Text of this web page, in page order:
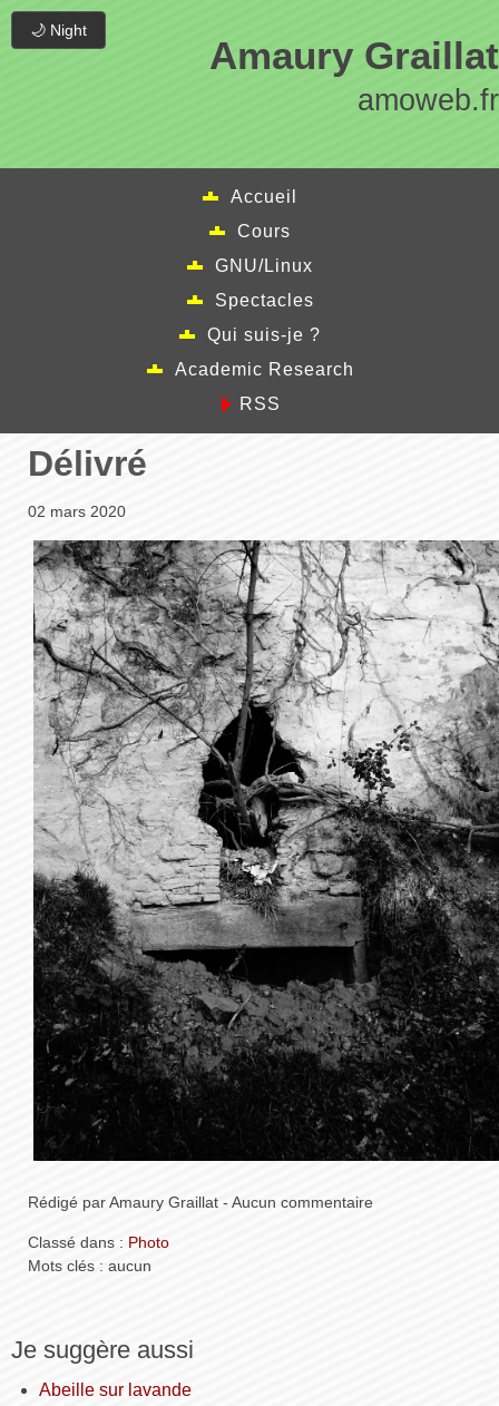
🌙 Night
Amaury Graillat
amoweb.fr
Accueil
Cours
GNU/Linux
Spectacles
Qui suis-je ?
Academic Research
RSS
Délivré
02 mars 2020
Rédigé par Amaury Graillat - Aucun commentaire
Classé dans : Photo
Mots clés : aucun
Je suggère aussi
Abeille sur lavande